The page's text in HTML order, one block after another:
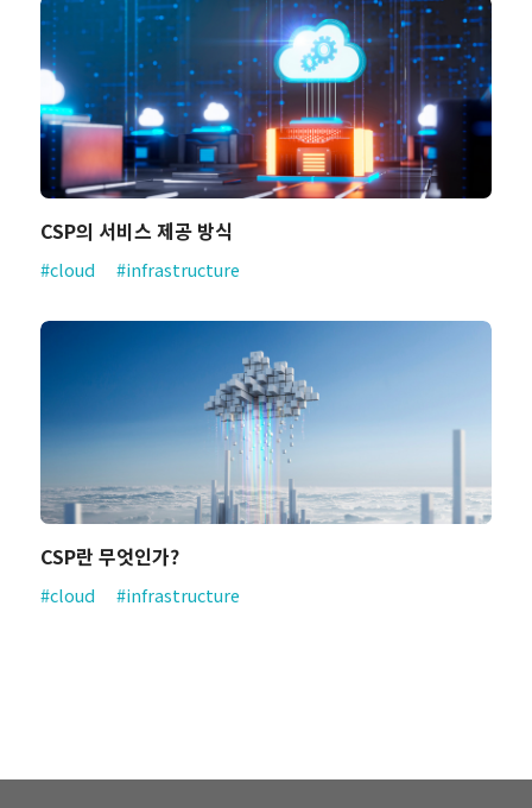
CSP의 서비스 제공 방식
#cloud #infrastructure
CSP란 무엇인가?
#cloud #infrastructure